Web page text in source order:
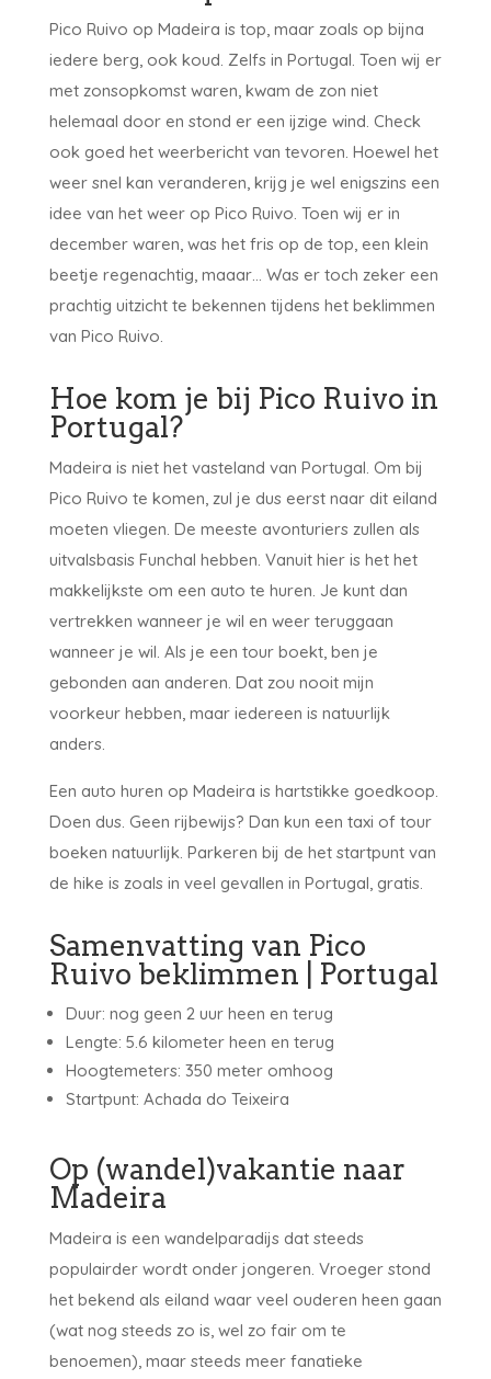
Pico Ruivo op Madeira is top, maar zoals op bijna
iedere berg, ook koud. Zelfs in Portugal. Toen wij er
met zonsopkomst waren, kwam de zon niet
helemaal door en stond er een ijzige wind. Check
ook goed het weerbericht van tevoren. Hoewel het
weer snel kan veranderen, krijg je wel enigszins een
idee van het weer op Pico Ruivo. Toen wij er in
december waren, was het fris op de top, een klein
beetje regenachtig, maaar… Was er toch zeker een
prachtig uitzicht te bekennen tijdens het beklimmen
van Pico Ruivo.
Hoe kom je bij Pico Ruivo in
Portugal?
Madeira is niet het vasteland van Portugal. Om bij
Pico Ruivo te komen, zul je dus eerst naar dit eiland
moeten vliegen. De meeste avonturiers zullen als
uitvalsbasis Funchal hebben. Vanuit hier is het het
makkelijkste om een auto te huren. Je kunt dan
vertrekken wanneer je wil en weer teruggaan
wanneer je wil. Als je een tour boekt, ben je
gebonden aan anderen. Dat zou nooit mijn
voorkeur hebben, maar iedereen is natuurlijk
anders.
Een auto huren op Madeira is hartstikke goedkoop.
Doen dus. Geen rijbewijs? Dan kun een taxi of tour
boeken natuurlijk. Parkeren bij de het startpunt van
de hike is zoals in veel gevallen in Portugal, gratis.
Samenvatting van Pico
Ruivo beklimmen | Portugal
Duur: nog geen 2 uur heen en terug
Lengte: 5.6 kilometer heen en terug
Hoogtemeters: 350 meter omhoog
Startpunt: Achada do Teixeira
Op (wandel)vakantie naar
Madeira
Madeira is een wandelparadijs dat steeds
populairder wordt onder jongeren. Vroeger stond
het bekend als eiland waar veel ouderen heen gaan
(wat nog steeds zo is, wel zo fair om te
benoemen), maar steeds meer fanatieke